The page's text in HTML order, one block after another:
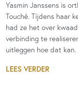
Yasmin Janssens is
Touché. Tijdens haar
had ze het over
verbinding te
uitleggen hoe dat kan.
LEES VERDER